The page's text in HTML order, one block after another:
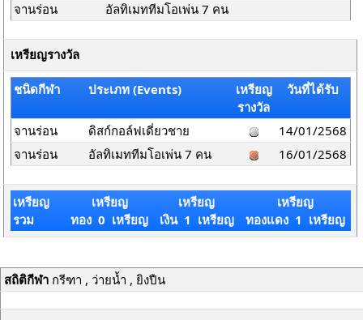
จานร่อน
อัลทิเมททีมโอเพ่น 7 คน
เหรียญรางวัล
ชนิดกีฬา ประเภท (Events)
เหรียญ
รางวัล
วันที่ได้รับ
จานร่อน ดิสก์กอล์ฟเดี่ยวชาย
14/01/2568
จานร่อน
อัลทิเมททีมโอเพ่น 7 คน 16/01/2568
เหรียญ
รวม
เหรียญ
ทอง 0 เหรียญ
เหรียญ
เงิน 1 เหรียญ
เหรียญ
ทองแดง 1 เหรียญ
สถิติกีฬากรีฑา , ว่ายน้ำ , ยิงปืน